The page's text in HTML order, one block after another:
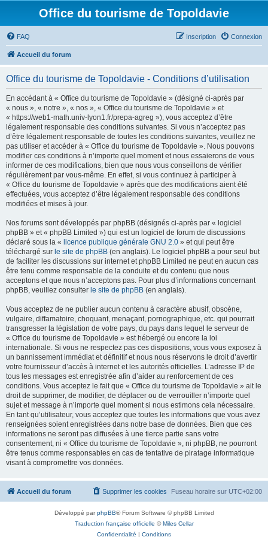
Office du tourisme de Topoldavie
FAQ Connexion
Inscription
Accueil du forum
Office du tourisme de Topoldavie - Conditions d’utilisation
En accédant à « Office du tourisme de Topoldavie » (désigné ci-après par
« nous », « notre », « nos », « Office du tourisme de Topoldavie » et
« https://web1-math.univ-lyon1.fr/prepa-agreg »), vous acceptez d’être
légalement responsable des conditions suivantes. Si vous n’acceptez pas
d’être légalement responsable de toutes les conditions suivantes, veuillez ne
pas utiliser et accéder à « Office du tourisme de Topoldavie ». Nous pouvons
modifier ces conditions à n’importe quel moment et nous essaierons de vous
informer de ces modifications, bien que nous vous conseillons de vérifier
régulièrement par vous-même. En effet, si vous continuez à participer à
« Office du tourisme de Topoldavie » après que des modifications aient été
effectuées, vous acceptez d’être légalement responsable des conditions
modifiées et mises à jour.
Nos forums sont développés par phpBB (désignés ci-après par « logiciel
phpBB » et « phpBB Limited ») qui est un logiciel de forum de discussions
déclaré sous la « licence publique générale GNU 2.0 » et qui peut être
téléchargé sur le site de phpBB (en anglais). Le logiciel phpBB a pour seul but
de faciliter les discussions sur internet et phpBB Limited ne peut en aucun cas
être tenu comme responsable de la conduite et du contenu que nous
acceptons et que nous n’acceptons pas. Pour plus d’informations concernant
phpBB, veuillez consulter le site de phpBB (en anglais).
Vous acceptez de ne publier aucun contenu à caractère abusif, obscène,
vulgaire, diffamatoire, choquant, menaçant, pornographique, etc. qui pourrait
transgresser la législation de votre pays, du pays dans lequel le serveur de
« Office du tourisme de Topoldavie » est hébergé ou encore la loi
internationale. Si vous ne respectez pas ces dispositions, vous vous exposez à
un bannissement immédiat et définitif et nous nous réservons le droit d’avertir
votre fournisseur d’accès à internet et les autorités officielles. L’adresse IP de
tous les messages est enregistrée afin d’aider au renforcement de ces
conditions. Vous acceptez le fait que « Office du tourisme de Topoldavie » ait le
droit de supprimer, de modifier, de déplacer ou de verrouiller n’importe quel
sujet et message à n’importe quel moment si nous estimons cela nécessaire.
En tant qu’utilisateur, vous acceptez que toutes les informations que vous avez
renseignées soient enregistrées dans notre base de données. Bien que ces
informations ne seront pas diffusées à une tierce partie sans votre
consentement, ni « Office du tourisme de Topoldavie », ni phpBB, ne pourront
être tenus comme responsables en cas de tentative de piratage informatique
visant à compromettre vos données.
Accueil du forum Fuseau horaire sur UTC+02:00
Supprimer les cookies
Développé parphpBB® Forum Software © phpBB Limited
Traduction française officielle ©Miles Cellar
Confidentialité | Conditions